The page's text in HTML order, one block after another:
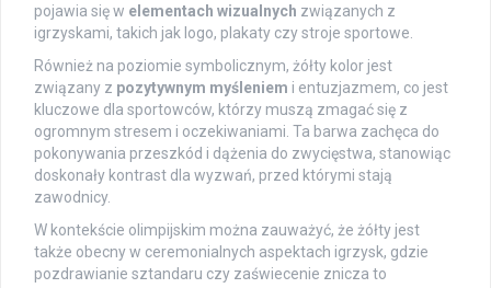
pojawia się w elementach wizualnych związanych z
igrzyskami, takich jak logo, plakaty czy stroje sportowe.
Również na poziomie symbolicznym, żółty kolor jest
związany z pozytywnym myśleniem i entuzjazmem, co jest
kluczowe dla sportowców, którzy muszą zmagać się z
ogromnym stresem i oczekiwaniami. Ta barwa zachęca do
pokonywania przeszkód i dążenia do zwycięstwa, stanowiąc
doskonały kontrast dla wyzwań, przed którymi stają
zawodnicy.
W kontekście olimpijskim można zauważyć, że żółty jest
także obecny w ceremonialnych aspektach igrzysk, gdzie
pozdrawianie sztandaru czy zaświecenie znicza to